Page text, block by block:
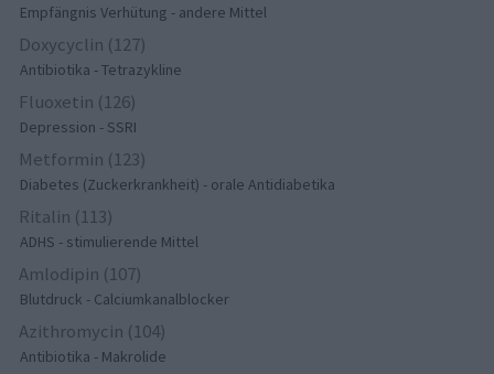
Empfängnis Verhütung - andere Mittel
Doxycyclin (127)
Antibiotika - Tetrazykline
Fluoxetin (126)
Depression - SSRI
Metformin (123)
Diabetes (Zuckerkrankheit) - orale Antidiabetika
Ritalin (113)
ADHS - stimulierende Mittel
Amlodipin (107)
Blutdruck - Calciumkanalblocker
Azithromycin (104)
Antibiotika - Makrolide